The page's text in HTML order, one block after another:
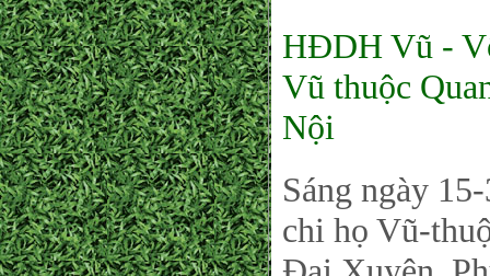
HĐDH Vũ -
Vũ thuộc
Nội
Sáng ngày
chi họ Vũ-